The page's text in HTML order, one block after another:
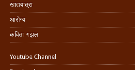
खाद्ययात्रा
आरोग्य
कविता-गझल
Youtube Channel